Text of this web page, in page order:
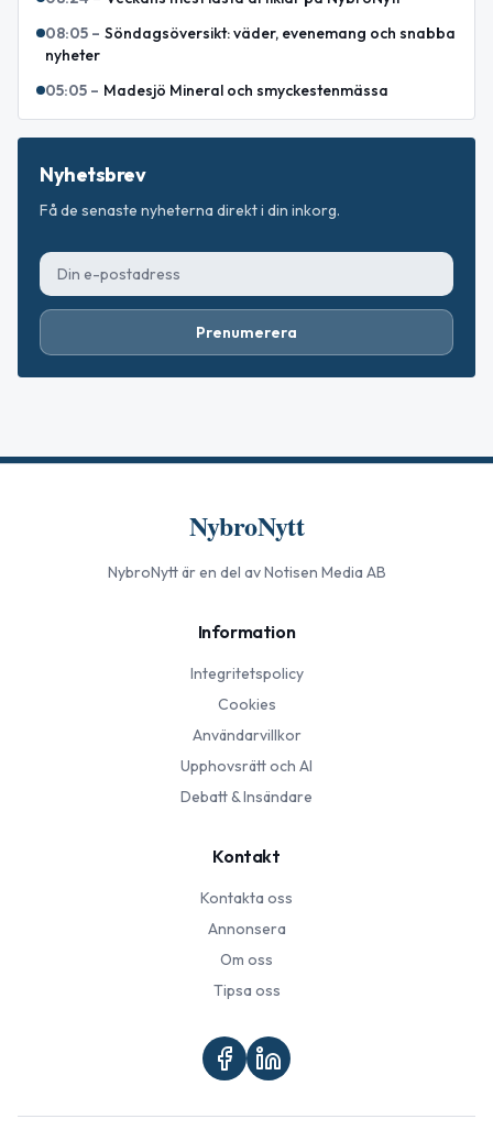
08:05 – Söndagsöversikt: väder, evenemang och snabba
nyheter
05:05 – Madesjö Mineral och smyckestenmässa
Nyhetsbrev
Få de senaste nyheterna direkt i din inkorg.
Prenumerera
NybroNytt
NybroNyttär en del av Notisen Media AB
Information
Integritetspolicy
Cookies
Användarvillkor
Upphovsrätt och AI
Debatt & Insändare
Kontakt
Kontakta oss
Annonsera
Om oss
Tipsa oss